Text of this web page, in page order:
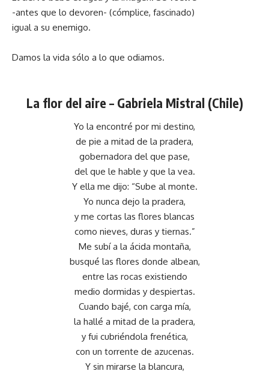
-antes que lo devoren- (cómplice, fascinado)
igual a su enemigo.
Damos la vida sólo a lo que odiamos.
La flor del aire – Gabriela Mistral (Chile)
Yo la encontré por mi destino,
de pie a mitad de la pradera,
gobernadora del que pase,
del que le hable y que la vea.
Y ella me dijo: “Sube al monte.
Yo nunca dejo la pradera,
y me cortas las flores blancas
como nieves, duras y tiernas.”
Me subí a la ácida montaña,
busqué las flores donde albean,
entre las rocas existiendo
medio dormidas y despiertas.
Cuando bajé, con carga mía,
la hallé a mitad de la pradera,
y fui cubriéndola frenética,
con un torrente de azucenas.
Y sin mirarse la blancura,